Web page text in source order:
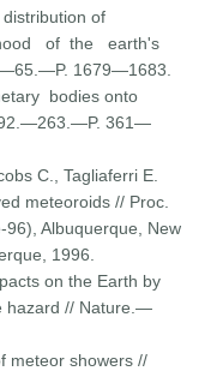
of
of the earth's
1679—1683.
bodies onto
361—
C., Tagliaferri E.
meteoroids // Proc.
Albuquerque, New
1996.
on the Earth by
hazard // Nature.—
meteor showers //